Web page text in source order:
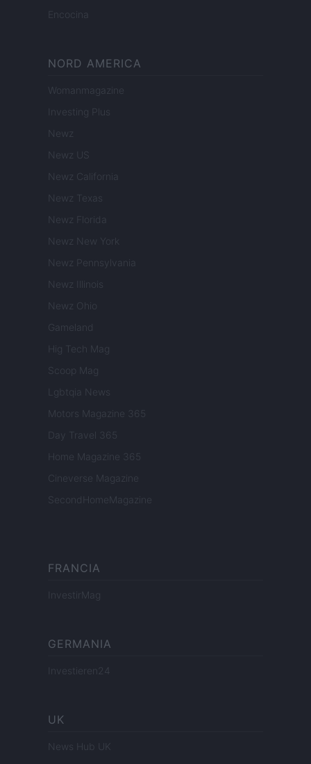
Encocina
NORD AMERICA
Womanmagazine
Investing Plus
Newz
Newz US
Newz California
Newz Texas
Newz Florida
Newz New York
Newz Pennsylvania
Newz Illinois
Newz Ohio
Gameland
Hig Tech Mag
Scoop Mag
Lgbtqia News
Motors Magazine 365
Day Travel 365
Home Magazine 365
Cineverse Magazine
SecondHomeMagazine
FRANCIA
InvestirMag
GERMANIA
Investieren24
UK
News Hub UK